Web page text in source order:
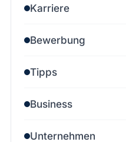
Karriere
Bewerbung
Tipps
Business
Unternehmen